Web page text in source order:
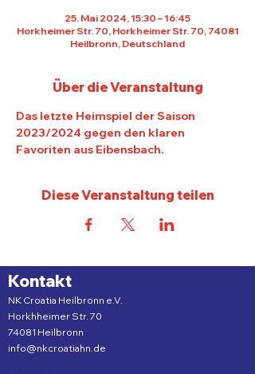
25. Mai 2024, 15:30 – 16:45
Horkheimer Str. 70, Horkheimer Str. 70, 74081
Heilbronn, Deutschland
Über die Veranstaltung
Das letzte Heimspiel der Saison
2023/2024 gegen den klaren
Favoriten aus Eibensbach.
Diese Veranstaltung teilen
Kontakt
NK Croatia Heilbronn e.V.
Horkhheimer Str. 70
74081 Heilbronn
info@nkcroatiahn.de